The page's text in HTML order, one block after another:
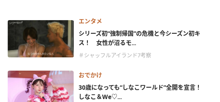
エンタメ
シリーズ初“強制帰国”の危機と今シーズン初キ
ス！ 女性が沼るモ...
＃シャッフルアイランド7考察
おでかけ
30歳になっても“しなこワールド”全開を宣言！
しなこ＆We♡...